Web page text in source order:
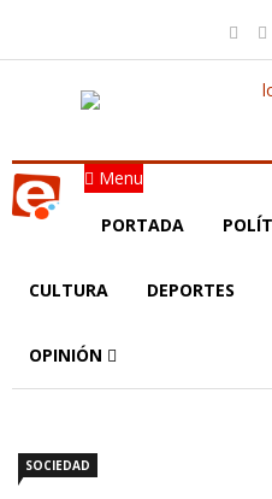
Menu
PORTADA
CULTURA DEPORTES
OPINIÓN
SOCIEDAD